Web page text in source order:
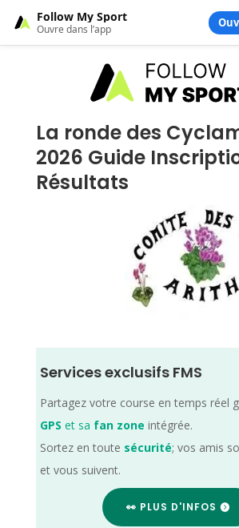
La ronde des
2026 Guide
Résultats
Services exclusifs FMS
Partagez votre course en temps réel
GPS et sa fan zone intégrée.
Sortez en toute sécurité; vos amis
et vous suivent.
👀 PLUS D'INFOS
Follow My Sport
Ouvre dans l’app